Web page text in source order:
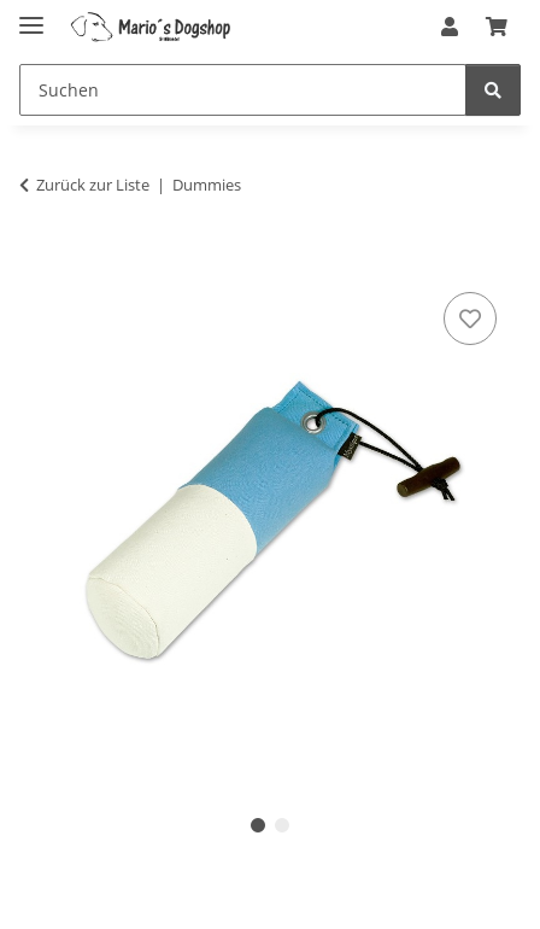
Zurück zur Liste Dummies